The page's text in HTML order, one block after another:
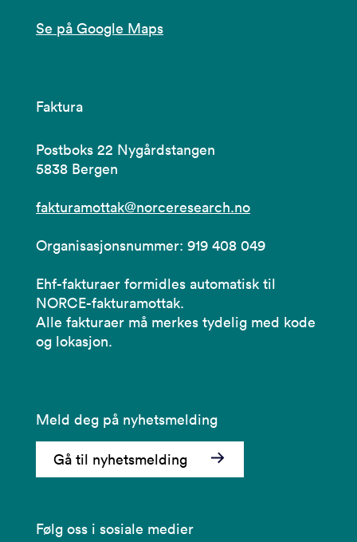
Se på Google Maps
Faktura
Postboks 22 Nygårdstangen
5838 Bergen
fakturamottak@norceresearch.no
Organisasjonsnummer: 919 408 049
Ehf-fakturaer formidles automatisk til
NORCE-fakturamottak.
Alle fakturaer må merkes tydelig med kode
og lokasjon.
Meld deg på nyhetsmelding
Gå til nyhetsmelding
Følg oss i sosiale medier